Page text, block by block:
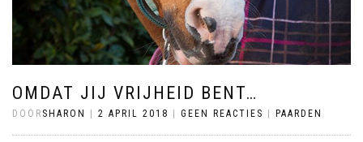
OMDAT JIJ VRIJHEID BENT…
DOOR SHARON | 2 APRIL 2018 | GEEN REACTIES | PAARDEN